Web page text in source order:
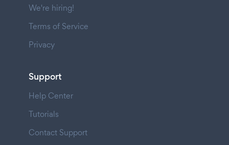
We're hiring!
Terms of Service
Privacy
Support
Help Center
Tutorials
Contact Support